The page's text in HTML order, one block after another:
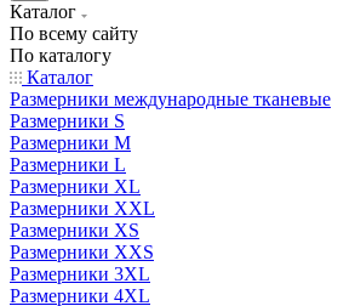
Каталог
По всему сайту
По каталогу
Каталог
Размерники международные тканевые
Размерники S
Размерники M
Размерники L
Размерники XL
Размерники XXL
Размерники XS
Размерники XXS
Размерники 3XL
Размерники 4XL